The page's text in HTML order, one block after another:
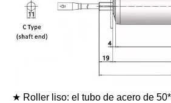
★ Roller liso: el tubo de acero de